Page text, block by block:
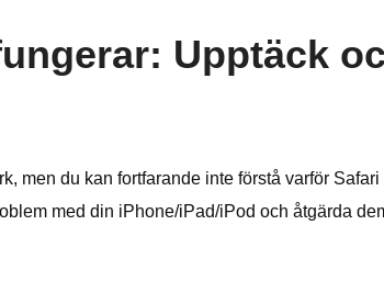
Upptäck
men du kan fortfarande inte förstå varför
med din iPhone/iPad/iPod och åtgärda